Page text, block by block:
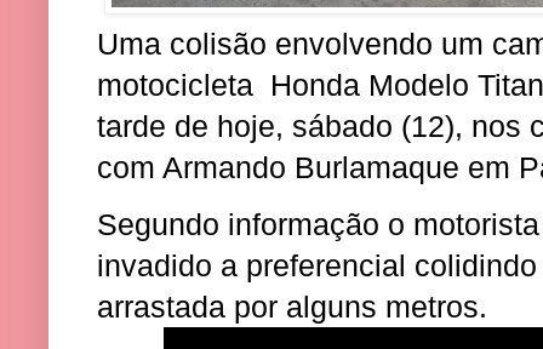
Uma colisão envolvendo um
motocicleta Honda Modelo
tarde de hoje, sábado (12), nos
com Armando Burlamaque em
Segundo informação o
invadido a preferencial
arrastada por alguns metros.